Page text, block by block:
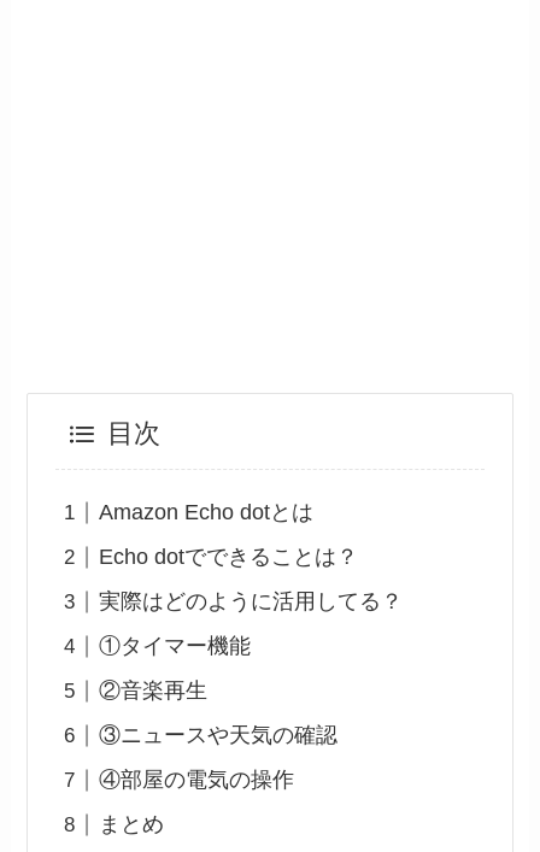
目次
Amazon Echo dotとは
Echo dotでできることは？
実際はどのように活用してる？
①タイマー機能
②音楽再生
③ニュースや天気の確認
④部屋の電気の操作
まとめ